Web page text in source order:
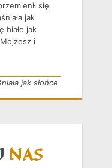
się
jak
białe jak
i
jak słońce
NAS